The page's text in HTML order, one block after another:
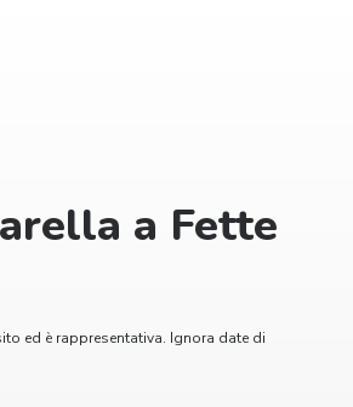
a Fette
ed è rappresentativa. Ignora date di